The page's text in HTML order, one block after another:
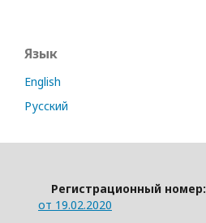
Язык
English
Русский
Регистрационный номер:
от 19.02.2020